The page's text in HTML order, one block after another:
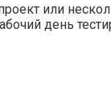
или
день